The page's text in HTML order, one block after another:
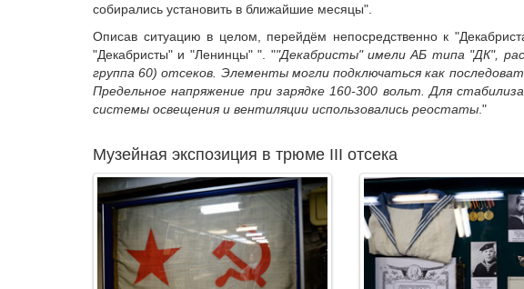
собирались установить в ближайшие месяцы".
Описав ситуацию в целом, перейдём непосредственно к
"Декабристы" и "Ленинцы" ". ""Декабристы" имели АБ типа "ДК",
группа 60) отсеков. Элементы могли подключаться как
Предельное напряжение при зарядке 160-300 вольт. Для
системы освещения и вентиляции использовались реостаты."
Музейная экспозиция в трюме III отсека